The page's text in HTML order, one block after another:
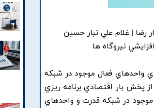
رضا | غلام علي تبار حسين
واحدهاي فعال موجود در شبکه
پخش بار اقتصادي برنامه ريزي
در شبکه قدرت و واحدهاي